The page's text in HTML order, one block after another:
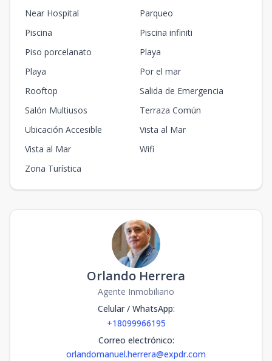
Near Hospital
Parqueo
Piscina
Piscina infiniti
Piso porcelanato
Playa
Playa
Por el mar
Rooftop
Salida de Emergencia
Salón Multiusos
Terraza Común
Ubicación Accesible
Vista al Mar
Vista al Mar
Wifi
Zona Turística
Orlando Herrera
Agente Inmobiliario
Celular / WhatsApp:
+18099966195
Correo electrónico:
orlandomanuel.herrera@expdr.com